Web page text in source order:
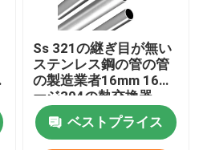
Ss 321の継ぎ目が無い
ステンレス鋼の管の管
の製造業者16mm 16ゲ
ージ304の熱交換器
ベストプライス